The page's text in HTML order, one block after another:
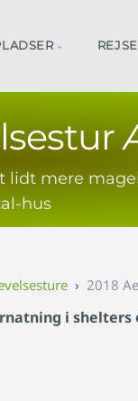
lidt mere
hus
2018
i